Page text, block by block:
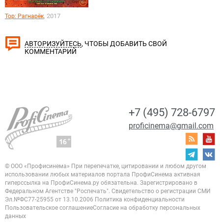
Тор: Рагнарёк, 2017
АВТОРИЗУЙТЕСЬ, ЧТОБЫ ДОБАВИТЬ СВОЙ
КОММЕНТАРИЙ
+7 (495) 728-6797
proficinema@gmail.com
© ООО «Профисинема» При перепечатке, цитировании и любом другом
использовании любых материалов портала ПрофиСинема активная
гиперссылка на ПрофиСинема.ру обязательна. Зарегистрировано в
Федеральном Агентстве "Роспечать". Свидетельство о регистрации СМИ
Эл.№ФС77-25955 от 13.10.2006 Политика конфиденциальности
Пользовательское соглашениеСогласие на обработку персональных
данных